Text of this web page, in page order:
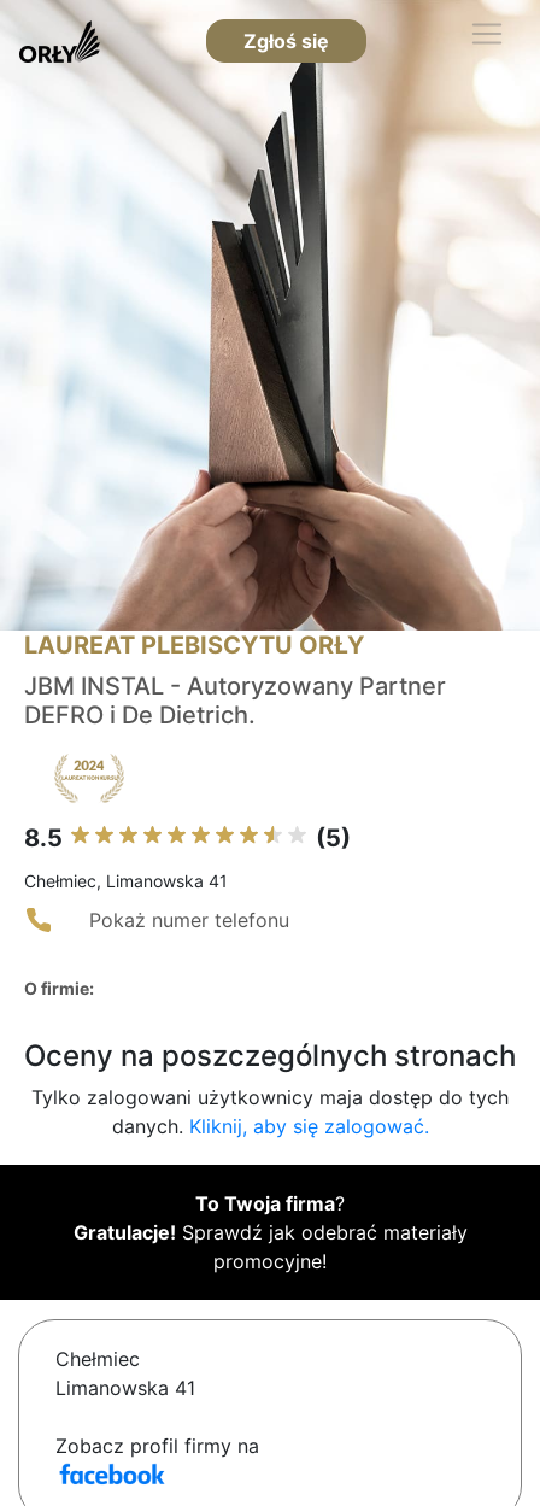
Zgłoś się
LAUREAT PLEBISCYTU ORŁY
JBM INSTAL - Autoryzowany Partner
DEFRO i De Dietrich.
8.5 (5)
Chełmiec, Limanowska 41
Pokaż numer telefonu
O firmie:
Oceny na poszczególnych stronach
Tylko zalogowani użytkownicy maja dostęp do tych
danych. Kliknij, aby się zalogować.
To Twoja firma?
Gratulacje! Sprawdź jak odebrać materiały
promocyjne!
Chełmiec
Limanowska 41
Zobacz profil firmy na